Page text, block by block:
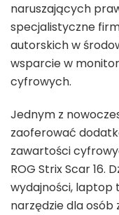
naruszających
specjalistyczne
autorskich w
wsparcie w
cyfrowych.
Jednym z
zaoferować
zawartości
ROG Strix Scar 16.
wydajności, laptop
narzędzie dla